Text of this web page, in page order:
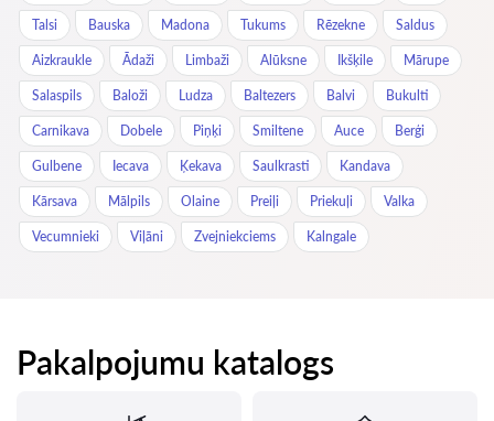
Talsi Bauska Madona Tukums Rēzekne Saldus
Aizkraukle Ādaži Limbaži Alūksne Ikšķile Mārupe
Salaspils Baloži Ludza Baltezers Balvi Bukulti
Carnikava Dobele Piņķi Smiltene Auce Berģi
Gulbene Iecava Ķekava Saulkrasti Kandava
Kārsava Mālpils Olaine Preiļi Priekuļi Valka
Vecumnieki Viļāni Zvejniekciems Kalngale
Pakalpojumu katalogs